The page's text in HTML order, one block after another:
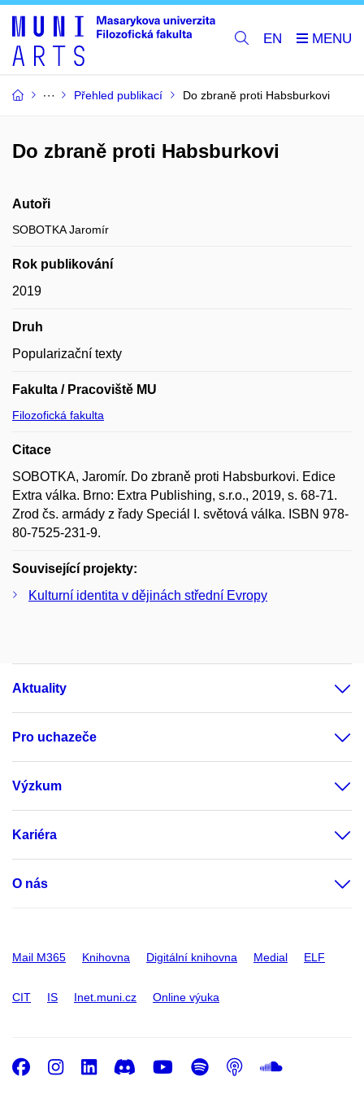
EN
Přehled publikací Do zbraně proti Habsburkovi
Do zbraně proti Habsburkovi
Autoři
SOBOTKA Jaromír
Rok publikování
2019
Druh
Popularizační texty
Fakulta / Pracoviště MU
Filozofická fakulta
Citace
SOBOTKA, Jaromír. Do zbraně proti Habsburkovi. Edice
Extra válka. Brno: Extra Publishing, s.r.o., 2019, s. 68-71.
Zrod čs. armády z řady Speciál I. světová válka. ISBN 978-
80-7525-231-9.
Související projekty:
Kulturní identita v dějinách střední Evropy
Aktuality
Pro uchazeče
Výzkum
Kariéra
O nás
Mail M365 Knihovna Digitální knihovna Medial ELF
CIT IS Inet.muni.cz Online výuka
Facebook
Instagram
LinkedIn
DiscordYoutube
Spotify
Podcast